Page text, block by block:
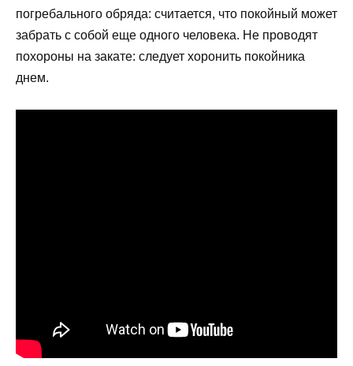
погребального обряда: считается, что покойный может
забрать с собой еще одного человека. Не проводят
похороны на закате: следует хоронить покойника
днем.